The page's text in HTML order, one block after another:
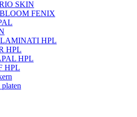
SKIN
FENIX
HPL
HPL
HPL
HPL